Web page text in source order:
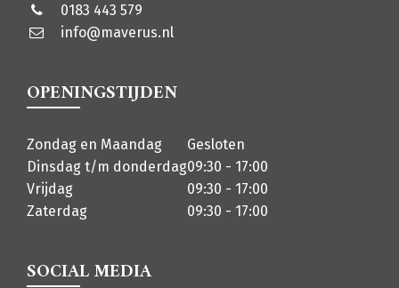
0183 443 579
info@maverus.nl
OPENINGSTIJDEN
Zondag en Maandag
Gesloten
Dinsdag t/m donderdag09:30 - 17:00
Vrijdag
09:30 - 17:00
Zaterdag
09:30 - 17:00
SOCIAL MEDIA